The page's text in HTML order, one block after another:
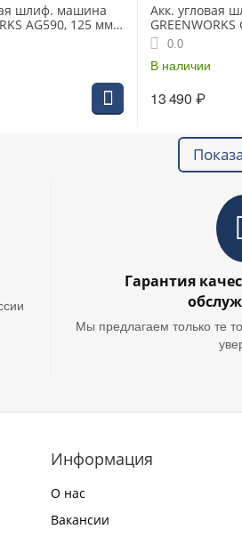
шлиф. машина
AG590, 125 мм,
8500 об/мин,
Anti-Kickback,
Акк. угловая
мм, 24 В, 1x4
мин,
коробка
0.0
В наличии
13 490 ₽
Гарантия
Мы предлагаем только те
Информация
О нас
Вакансии